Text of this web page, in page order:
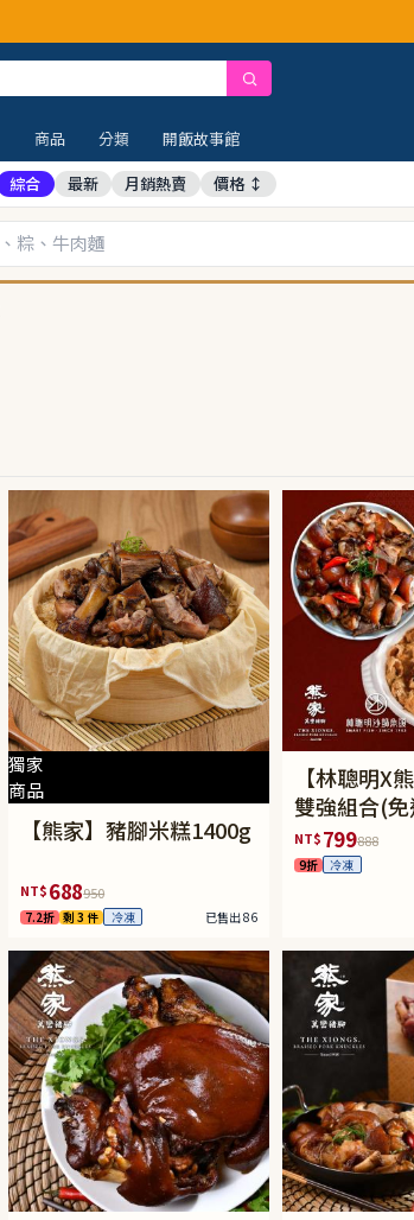
商品 分類 開飯故事館
綜合 最新 月銷熱賣 價格 ↕
獨家
商品
【熊家】豬腳米糕1400g
NT$688950
7.2折 剩 3 件 冷凍 已售出 86
【林聰明X
雙強組合(
NT$799888
9折 冷凍